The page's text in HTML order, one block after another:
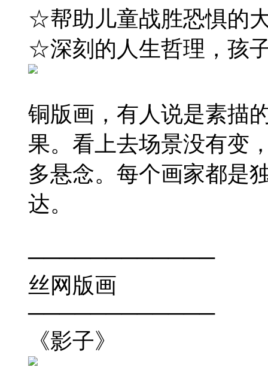
☆帮助儿童战胜恐惧的
☆深刻的人生哲理，孩
铜版画，有人说是素描
果。看上去场景没有变
多悬念。每个画家都是
达。
────────────
丝网版画
────────────
《影子》